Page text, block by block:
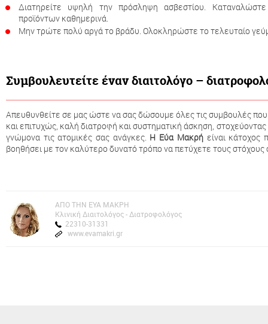
Διατηρείτε υψηλή την πρόσληψη ασβεστίου.
προϊόντων καθημερινά.
Μην τρώτε πολύ αργά το βράδυ. Ολοκληρώστε το τελευταίο
Συμβουλευτείτε έναν διαιτολόγο –
Απευθυνθείτε σε μας ώστε να σας δώσουμε όλες τις συμβουλές που
και επιτυχώς, καλή διατροφή και συστηματική άσκηση,
γνώμονα τις ατομικές σας ανάγκες. Η Εύα Μακρή είναι
βοηθήσει με τον καλύτερο δυνατό τρόπο να πετύχετε τους στόχους
AΠΟ ΤΗΝ ΕΥΑ ΜΑΚΡΗ
Kλινική Διαιτολόγος - Διατροφολόγος
22310-31331
www.evamakri.gr